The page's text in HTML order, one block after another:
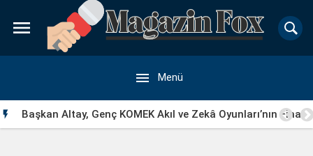

 Menü
 Başkan Altay, Genç KOMEK Akıl ve Zekâ Oyunları’nın Final